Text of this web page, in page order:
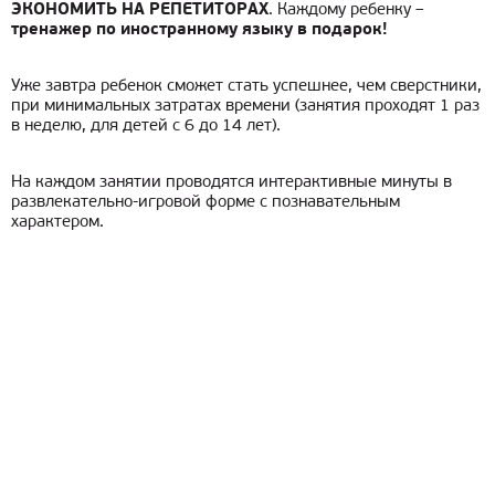
ЭКОНОМИТЬ НА РЕПЕТИТОРАХ. Каждому ребенку –
тренажер по иностранному языку в подарок!
Уже завтра ребенок сможет стать успешнее, чем сверстники,
при минимальных затратах времени (занятия проходят 1 раз
в неделю, для детей с 6 до 14 лет).
На каждом занятии проводятся интерактивные минуты в
развлекательно-игровой форме с познавательным
характером.